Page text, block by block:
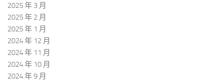
2025 年 3 月
2025 年 2 月
2025 年 1 月
2024 年 12 月
2024 年 11 月
2024 年 10 月
2024 年 9 月